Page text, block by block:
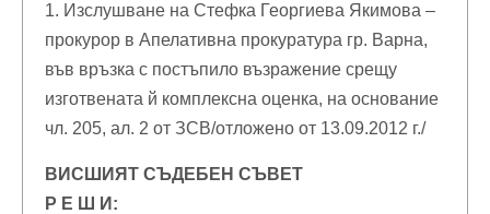
1. Изслушване на Стефка Георгиева Якимова –
прокурор в Апелативна прокуратура гр. Варна,
във връзка с постъпило възражение срещу
изготвената й комплексна оценка, на основание
чл. 205, ал. 2 от ЗСВ/отложено от 13.09.2012 г./
ВИСШИЯТ СЪДЕБЕН СЪВЕТ
Р Е Ш И: